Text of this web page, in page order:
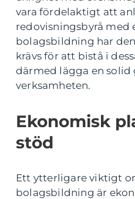
vara fördelaktigt att
redovisningsbyrå med
bolagsbildning har
krävs för att bistå i
därmed lägga en solid
verksamheten.
Ekonomisk
stöd
Ett ytterligare viktigt
bolagsbildning är